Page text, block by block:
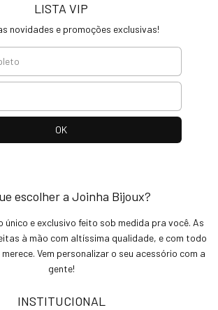
LISTA VIP
novidades e promoções exclusivas!
escolher a Joinha Bijoux?
único e exclusivo feito sob medida pra você. As
à mão com altíssima qualidade, e com todo
Vem personalizar o seu acessório com a
gente!
INSTITUCIONAL